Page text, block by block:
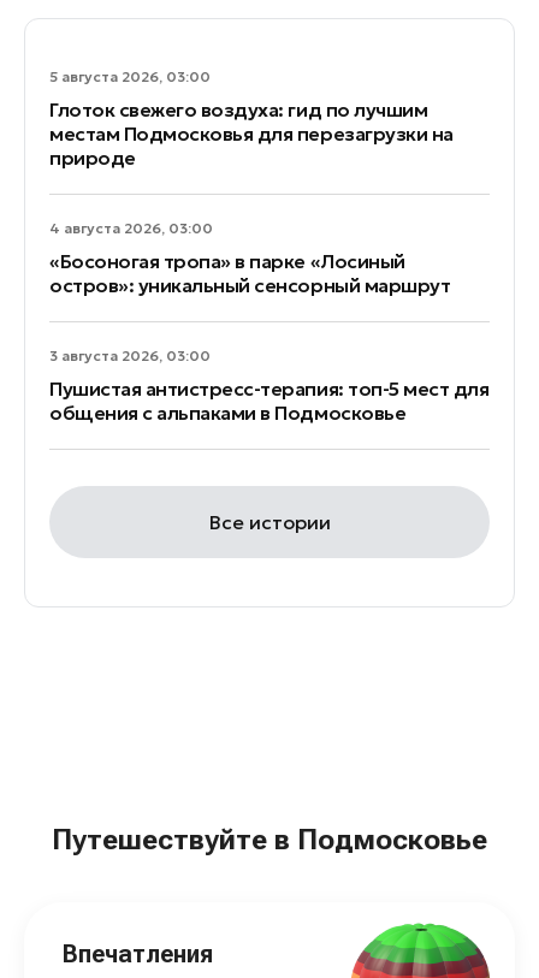
5 августа 2026, 03:00
Глоток свежего воздуха: гид по лучшим
местам Подмосковья для перезагрузки на
природе
4 августа 2026, 03:00
«Босоногая тропа» в парке «Лосиный
остров»: уникальный сенсорный маршрут
3 августа 2026, 03:00
Пушистая антистресс-терапия: топ-5 мест для
общения с альпаками в Подмосковье
Все истории
Путешествуйте в Подмосковье
Впечатления